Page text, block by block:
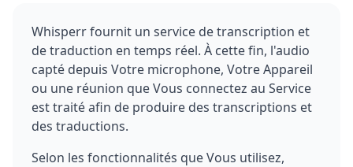
Whisperr fournit un service de transcription et
de traduction en temps réel. À cette fin, l'audio
capté depuis Votre microphone, Votre Appareil
ou une réunion que Vous connectez au Service
est traité afin de produire des transcriptions et
des traductions.
Selon les fonctionnalités que Vous utilisez,